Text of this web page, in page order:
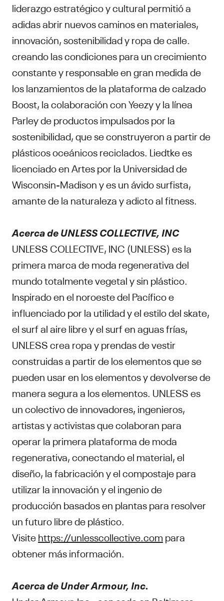
liderazgo estratégico y cultural permitió a
adidas abrir nuevos caminos en materiales,
innovación, sostenibilidad y ropa de calle.
creando las condiciones para un crecimiento
constante y responsable en gran medida de
los lanzamientos de la plataforma de calzado
Boost, la colaboración con Yeezy y la línea
Parley de productos impulsados por la
sostenibilidad, que se construyeron a partir de
plásticos oceánicos reciclados. Liedtke es
licenciado en Artes por la Universidad de
Wisconsin-Madison y es un ávido surfista,
amante de la naturaleza y adicto al fitness.
Acerca de UNLESS COLLECTIVE, INC
UNLESS COLLECTIVE, INC (UNLESS) es la
primera marca de moda regenerativa del
mundo totalmente vegetal y sin plástico.
Inspirado en el noroeste del Pacífico e
influenciado por la utilidad y el estilo del skate,
el surf al aire libre y el surf en aguas frías,
UNLESS crea ropa y prendas de vestir
construidas a partir de los elementos que se
pueden usar en los elementos y devolverse de
manera segura a los elementos. UNLESS es
un colectivo de innovadores, ingenieros,
artistas y activistas que colaboran para
operar la primera plataforma de moda
regenerativa, conectando el material, el
diseño, la fabricación y el compostaje para
utilizar la innovación y el ingenio de
producción basados en plantas para resolver
un futuro libre de plástico.
Visitehttps://unlesscollective.com para
obtener más información.
Acerca de Under Armour, Inc.